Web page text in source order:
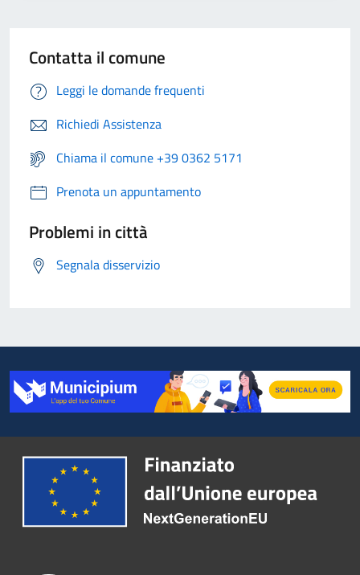
Contatta il comune
Leggi le domande frequenti
Richiedi Assistenza
Chiama il comune +39 0362 5171
Prenota un appuntamento
Problemi in città
Segnala disservizio